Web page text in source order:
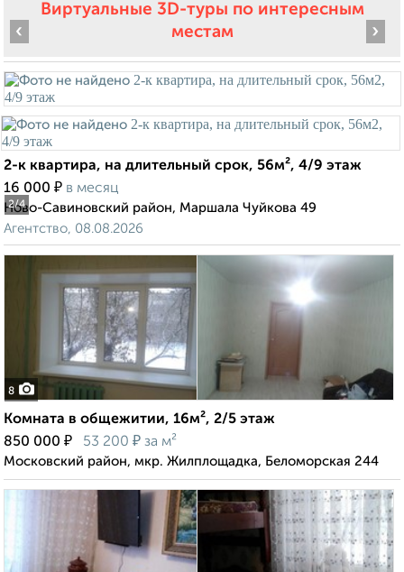
Виртуальные 3D-туры по интересным
местам
2/4
‹ ›
2-к квартира, на длительный срок, 56м², 4/9 этаж
16 000 ₽ в месяц
Ново-Савиновский район, Маршала Чуйкова 49
Агентство, 08.08.2026
8
Комната в общежитии, 16м², 2/5 этаж
850 000 ₽ 53 200 ₽ за м²
Московский район, мкр. Жилплощадка, Беломорская 244